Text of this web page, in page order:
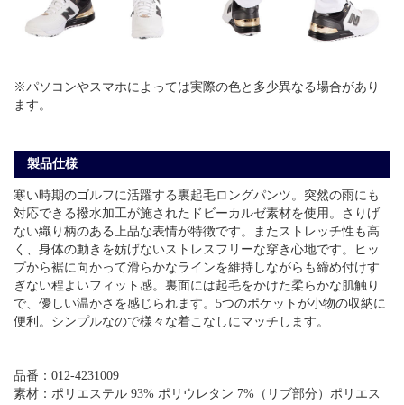
※パソコンやスマホによっては実際の色と多少異なる場合があり
ます。
製品仕様
寒い時期のゴルフに活躍する裏起毛ロングパンツ。突然の雨にも
対応できる撥水加工が施されたドビーカルゼ素材を使用。さりげ
ない織り柄のある上品な表情が特徴です。またストレッチ性も高
く、身体の動きを妨げないストレスフリーな穿き心地です。ヒッ
プから裾に向かって滑らかなラインを維持しながらも締め付けす
ぎない程よいフィット感。裏面には起毛をかけた柔らかな肌触り
で、優しい温かさを感じられます。5つのポケットが小物の収納に
便利。シンプルなので様々な着こなしにマッチします。
品番：012-4231009
素材：ポリエステル 93% ポリウレタン 7%（リブ部分）ポリエス